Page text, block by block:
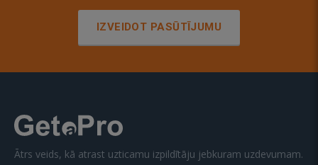
IZVEIDOT PASŪTĪJUMU
Ātrs veids, kā atrast uzticamu izpildītāju jebkuram uzdevumam.